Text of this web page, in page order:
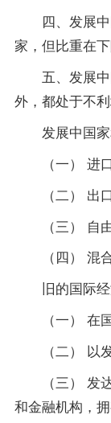
四、发展中
家，但比重在
五、发展中
外，都处于不
发展中国家
（一） 进
（二） 出
（三） 自由
（四） 混
旧的国际经
（一） 在国
（二） 以发
（三） 发达
和金融机构，